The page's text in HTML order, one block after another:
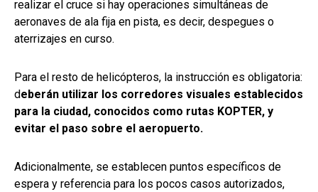
realizar el cruce si hay operaciones simultáneas de
aeronaves de ala fija en pista, es decir, despegues o
aterrizajes en curso.
Para el resto de helicópteros, la instrucción es obligatoria:
deberán utilizar los corredores visuales establecidos
para la ciudad, conocidos como rutas KOPTER, y
evitar el paso sobre el aeropuerto.
Adicionalmente, se establecen puntos específicos de
espera y referencia para los pocos casos autorizados,